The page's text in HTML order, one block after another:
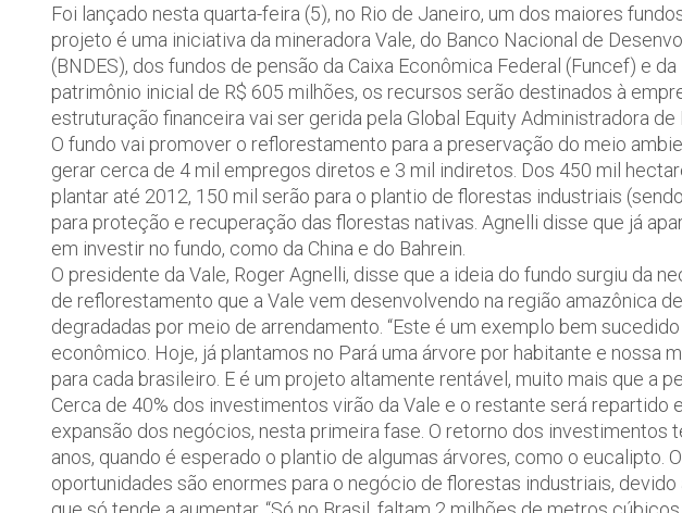
Foi lançado nesta quarta-feira (5), no Rio de Janeiro, um dos maiores
projeto é uma iniciativa da mineradora Vale, do Banco Nacional de
(BNDES), dos fundos de pensão da Caixa Econômica Federal (Funcef) e
patrimônio inicial de R$ 605 milhões, os recursos serão destinados à
estruturação financeira vai ser gerida pela Global Equity Administradora de
O fundo vai promover o reflorestamento para a preservação do meio
gerar cerca de 4 mil empregos diretos e 3 mil indiretos. Dos 450 mil
plantar até 2012, 150 mil serão para o plantio de florestas industriais
para proteção e recuperação das florestas nativas. Agnelli disse que já
em investir no fundo, como da China e do Bahrein.
O presidente da Vale, Roger Agnelli, disse que a ideia do fundo surgiu da
de reflorestamento que a Vale vem desenvolvendo na região amazônica
degradadas por meio de arrendamento. “Este é um exemplo bem
econômico. Hoje, já plantamos no Pará uma árvore por habitante e nossa
para cada brasileiro. E é um projeto altamente rentável, muito mais que a
Cerca de 40% dos investimentos virão da Vale e o restante será repartido
expansão dos negócios, nesta primeira fase. O retorno dos investimentos
anos, quando é esperado o plantio de algumas árvores, como o eucalipto.
oportunidades são enormes para o negócio de florestas industriais,